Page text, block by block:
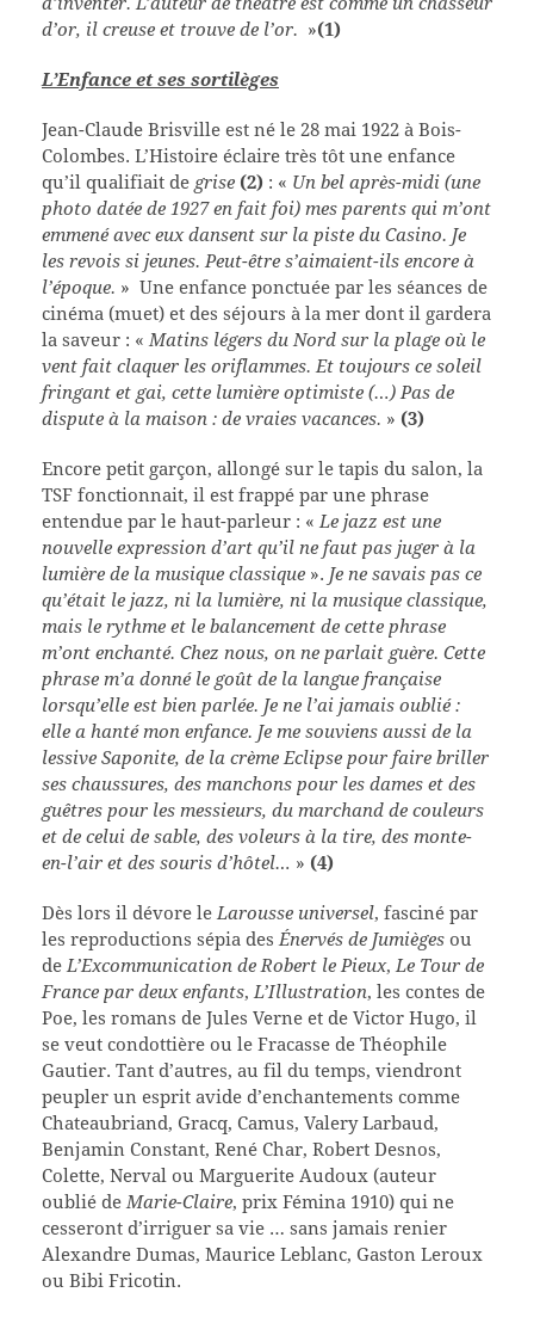
d’or, il creuse et trouve de l’or. »(1)
L’Enfance et ses sortilèges
Jean-Claude Brisville est né le 28 mai 1922 à Bois-
Colombes. L’Histoire éclaire très tôt une enfance
qu’il qualifiait de grise (2) : « Un bel après-midi (une
photo datée de 1927 en fait foi) mes parents qui m’ont
emmené avec eux dansent sur la piste du Casino. Je
les revois si jeunes. Peut-être s’aimaient-ils encore à
l’époque. » Une enfance ponctuée par les séances de
cinéma (muet) et des séjours à la mer dont il gardera
la saveur : «Matins légers du Nord sur la plage où le
vent fait claquer les oriflammes. Et toujours ce soleil
fringant et gai, cette lumière optimiste (…) Pas de
dispute à la maison : de vraies vacances. » (3)
Encore petit garçon, allongé sur le tapis du salon, la
TSF fonctionnait, il est frappé par une phrase
entendue par le haut-parleur : «Le jazz est une
nouvelle expression d’art qu’il ne faut pas juger à la
lumière de la musique classique ». Je ne savais pas ce
qu’était le jazz, ni la lumière, ni la musique classique,
mais le rythme et le balancement de cette phrase
m’ont enchanté. Chez nous, on ne parlait guère. Cette
phrase m’a donné le goût de la langue française
lorsqu’elle est bien parlée. Je ne l’ai jamais oublié :
elle a hanté mon enfance. Je me souviens aussi de la
lessive Saponite, de la crème Eclipse pour faire briller
ses chaussures, des manchons pour les dames et des
guêtres pour les messieurs, du marchand de couleurs
et de celui de sable, des voleurs à la tire, des monte-
en-l’air et des souris d’hôtel… » (4)
Dès lors il dévore leLarousse universel, fasciné par
les reproductions sépia desÉnervés de Jumièges ou
deL’Excommunication de Robert le Pieux,Le Tour de
France par deux enfants,L’Illustration, les contes de
Poe, les romans de Jules Verne et de Victor Hugo, il
se veut condottière ou le Fracasse de Théophile
Gautier. Tant d’autres, au fil du temps, viendront
peupler un esprit avide d’enchantements comme
Chateaubriand, Gracq, Camus, Valery Larbaud,
Benjamin Constant, René Char, Robert Desnos,
Colette, Nerval ou Marguerite Audoux (auteur
oublié deMarie-Claire, prix Fémina 1910) qui ne
cesseront d’irriguer sa vie … sans jamais renier
Alexandre Dumas, Maurice Leblanc, Gaston Leroux
ou Bibi Fricotin.